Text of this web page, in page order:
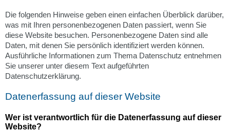
Service
Die folgenden Hinweise geben einen einfachen Überblick darüber,
was mit Ihren personenbezogenen Daten passiert, wenn Sie
diese Website besuchen. Personenbezogene Daten sind alle
Daten, mit denen Sie persönlich identifiziert werden können.
Ausführliche Informationen zum Thema Datenschutz entnehmen
Sie unserer unter diesem Text aufgeführten
Datenschutzerklärung.
Datenerfassung auf dieser Website
Wer ist verantwortlich für die Datenerfassung auf dieser
Website?